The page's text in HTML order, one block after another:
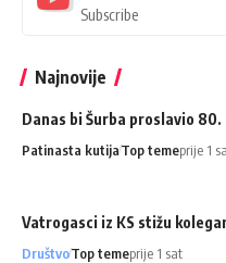
Subscribe
Najnovije
Danas bi Šurba proslavio 80.
Patinasta kutijaTop temeprije 1
Vatrogasci iz KS stižu
DruštvoTop temeprije 1 sat